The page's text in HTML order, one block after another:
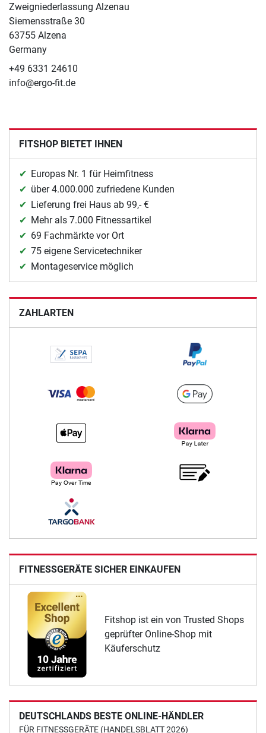
Zweigniederlassung Alzenau
Siemensstraße 30
63755 Alzena
Germany
+49 6331 24610
info@ergo-fit.de
FITSHOP BIETET IHNEN
Europas Nr. 1 für Heimfitness
über 4.000.000 zufriedene Kunden
Lieferung frei Haus ab 99,- €
Mehr als 7.000 Fitnessartikel
69 Fachmärkte vor Ort
75 eigene Servicetechniker
Montageservice möglich
ZAHLARTEN
FITNESSGERÄTE SICHER EINKAUFEN
Fitshop ist ein von Trusted Shops
geprüfter Online-Shop mit
Käuferschutz
DEUTSCHLANDS BESTE ONLINE-HÄNDLER
FÜR FITNESSGERÄTE (HANDELSBLATT 2026)